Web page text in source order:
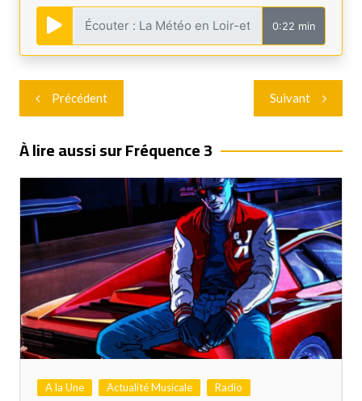
0:22 min
Navigation
de
l’article
Précédent Suivant
À lire aussi sur Fréquence 3
A la Une Actualité Musicale Radio